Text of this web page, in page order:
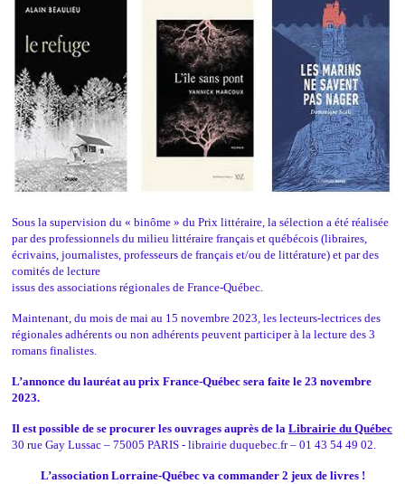
Sous la supervision du « binôme » du Prix littéraire, la sélection a été réalisée
par des professionnels du milieu littéraire français et québécois (libraires,
écrivains, journalistes, professeurs de français et/ou de littérature) et par des
comités de lecture
issus des associations régionales de France-Québec.
Maintenant, du mois de mai au 15 novembre 2023, les lecteurs-lectrices des
régionales adhérents ou non adhérents peuvent participer à la lecture des 3
romans finalistes.
L’annonce du lauréat au prix France-Québec sera faite le 23 novembre
2023.
Il est possible de se procurer les ouvrages auprès de la Librairie du Québec
30 rue Gay Lussac – 75005 PARIS - librairie duquebec.fr – 01 43 54 49 02.
L’association Lorraine-Québec va commander 2 jeux de livres !